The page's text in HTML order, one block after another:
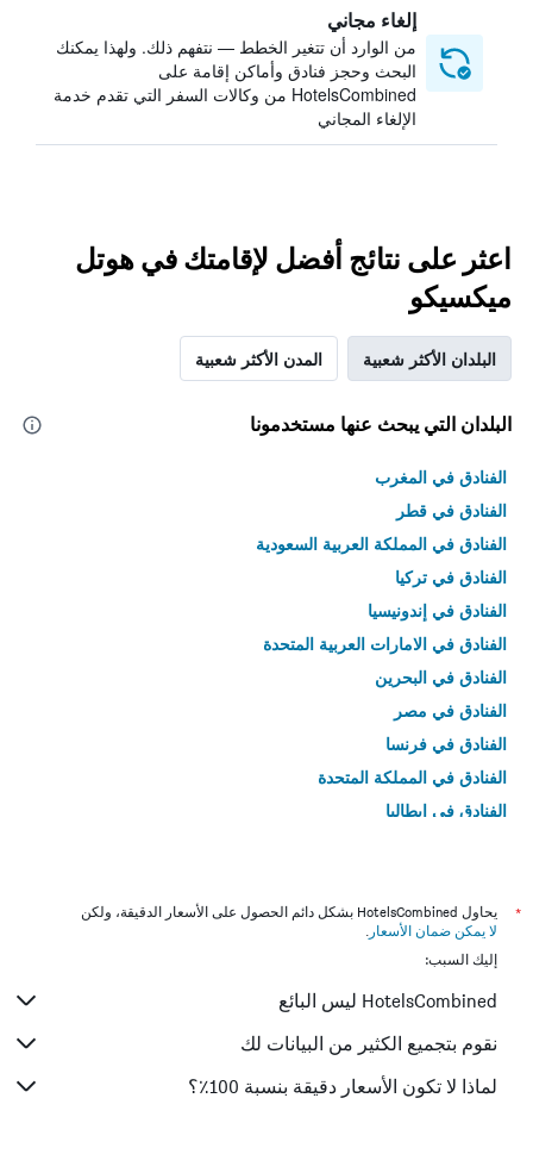
إلغاء مجاني
من الوارد أن تتغير الخطط — نتفهم ذلك. ولهذا يمكنك
البحث وحجز فنادق وأماكن إقامة على
HotelsCombined من وكالات السفر التي تقدم خدمة
الإلغاء المجاني
اعثر على نتائج أفضل لإقامتك في هوتل
ميكسيكو
البلدان الأكثر شعبية المدن الأكثر شعبية
البلدان التي يبحث عنها مستخدمونا
الفنادق في المغرب
الفنادق في قطر
الفنادق في المملكة العربية السعودية
الفنادق في تركيا
الفنادق في إندونيسيا
الفنادق في الامارات العربية المتحدة
الفنادق في البحرين
الفنادق في مصر
الفنادق في فرنسا
الفنادق في المملكة المتحدة
الفنادق في إيطاليا
*
يحاول HotelsCombined بشكل دائم الحصول على الأسعار الدقيقة، ولكن
لا يمكن ضمان الأسعار .
إليك السبب:
HotelsCombined ليس البائع
نقوم بتجميع الكثير من البيانات لك
لماذا لا تكون الأسعار دقيقة بنسبة 100٪؟